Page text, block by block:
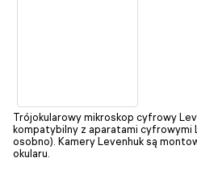
Trójokularowy mikroskop cyfrowy
kompatybilny z aparatami cyfrowymi
osobno). Kamery Levenhuk są
okularu.